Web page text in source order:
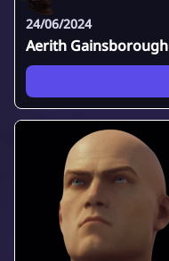
24/06/2024
Aerith Gainsborough